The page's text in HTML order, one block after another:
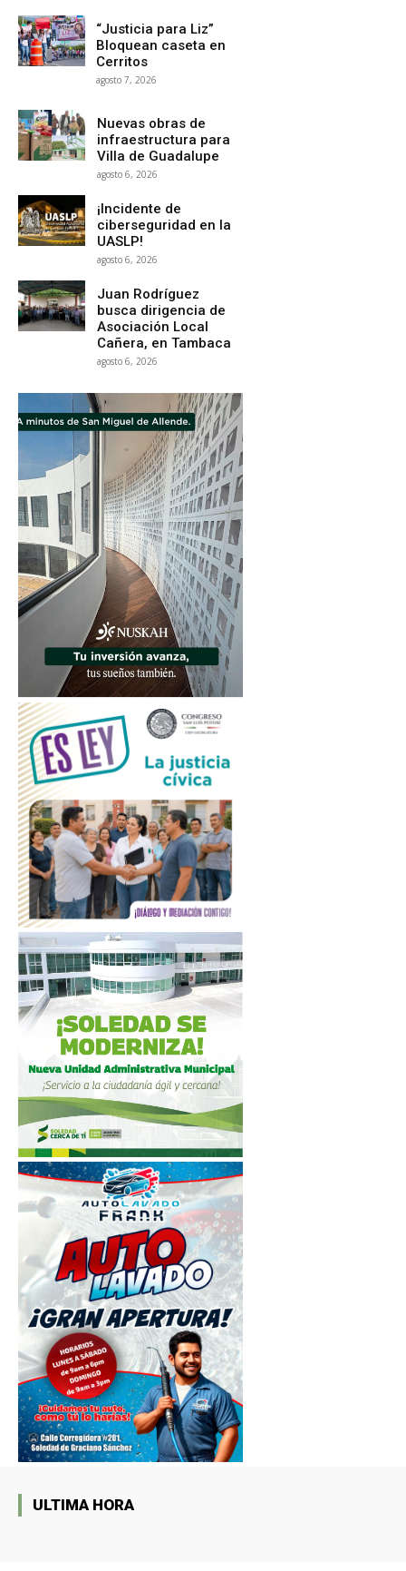
“Justicia para Liz”
Bloquean caseta en
Cerritos
agosto 7, 2026
Nuevas obras de
infraestructura para
Villa de Guadalupe
agosto 6, 2026
¡Incidente de
ciberseguridad en la
UASLP!
agosto 6, 2026
Juan Rodríguez
busca dirigencia de
Asociación Local
Cañera, en Tambaca
agosto 6, 2026
ULTIMA HORA